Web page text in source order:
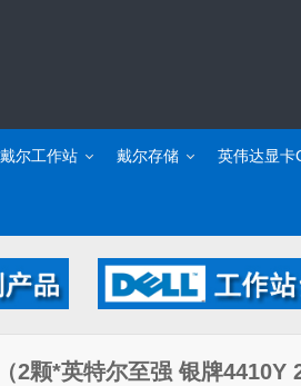
戴尔工作站 戴尔存储 英伟达显卡
2颗*英特尔至强 银牌4410Y